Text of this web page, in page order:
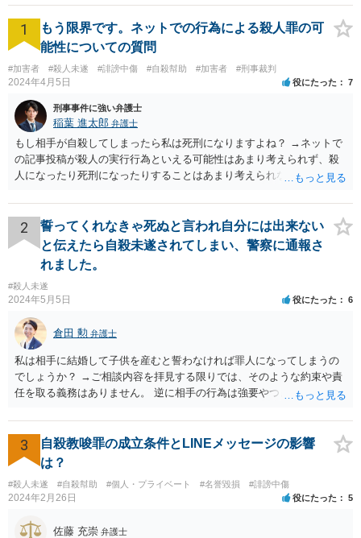
1
もう限界です。ネットでの行為による殺人罪の可
能性についての質問
#加害者 #殺人未遂 #誹謗中傷 #自殺幇助 #加害者 #刑事裁判
2024年4月5日 役にたった 7
刑事事件に強い弁護士
稲葉 進太郎 弁護士
もし相手が自殺してしまったら私は死刑になりますよね？ →ネットで
の記事投稿が殺人の実行行為といえる可能性はあまり考えられず、殺
人になったり死刑になったりすることはあまり考えられないように思
2
誓ってくれなきゃ死ぬと言われ自分には出来ない
と伝えたら自殺未遂されてしまい、警察に通報さ
れました。
#殺人未遂
2024年5月5日 役にたった 6
倉田 勲 弁護士
私は相手に結婚して子供を産むと誓わなければ罪人になってしまうの
でしょうか？ →ご相談内容を拝見する限りでは、そのような約束や責
任を取る義務はありません。 逆に相手の行為は強要やつきまとい行為
あなたの側も警察にご相談された方がいいでしょう。
3
自殺教唆罪の成立条件とLINEメッセージの影響
は？
#殺人未遂 #自殺幇助 #個人・プライベート #名誉毀損 #誹謗中傷
2024年2月26日 役にたった 5
佐藤 充崇 弁護士